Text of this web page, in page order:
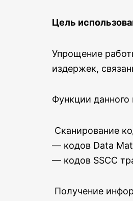
Цель
Упрощение
издержек,
Функции
Сканирование
— кодов Data
— кодов SSCC
Получение